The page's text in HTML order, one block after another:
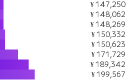
¥ 147,250
¥ 148,062
¥ 148,269
¥ 150,332
¥ 150,623
¥ 171,729
¥ 189,342
¥ 199,567